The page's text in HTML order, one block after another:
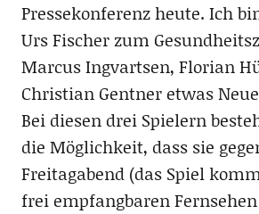
Pressekonferenz heute. Ich
Urs Fischer zum
Marcus Ingvartsen, Florian
Christian Gentner etwas
Bei diesen drei Spielern
die Möglichkeit, dass sie
Freitagabend (das Spiel
frei empfangbaren